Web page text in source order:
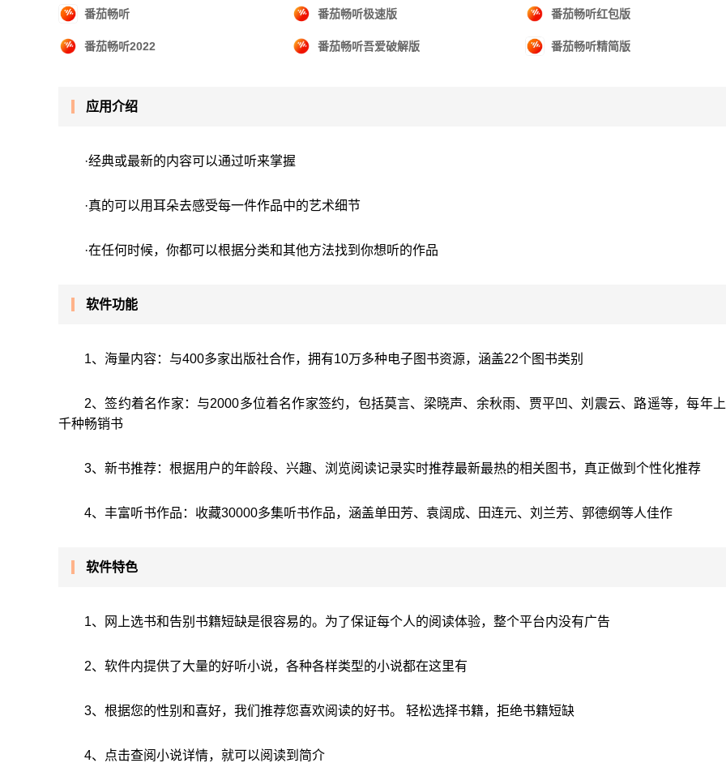
番茄畅听 番茄畅听极速版 番茄畅听红包版
番茄畅听2022 番茄畅听吾爱破解版 番茄畅听精简版
应用介绍
·经典或最新的内容可以通过听来掌握
·真的可以用耳朵去感受每一件作品中的艺术细节
·在任何时候，你都可以根据分类和其他方法找到你想听的作品
软件功能
1、海量内容：与400多家出版社合作，拥有10万多种电子图书资源，涵盖22个图书类别
2、签约着名作家：与2000多位着名作家签约，包括莫言、梁晓声、余秋雨、贾平凹、刘震云、路遥等，每年
千种畅销书
3、新书推荐：根据用户的年龄段、兴趣、浏览阅读记录实时推荐最新最热的相关图书，真正做到个性化推荐
4、丰富听书作品：收藏30000多集听书作品，涵盖单田芳、袁阔成、田连元、刘兰芳、郭德纲等人佳作
软件特色
1、网上选书和告别书籍短缺是很容易的。为了保证每个人的阅读体验，整个平台内没有广告
2、软件内提供了大量的好听小说，各种各样类型的小说都在这里有
3、根据您的性别和喜好，我们推荐您喜欢阅读的好书。 轻松选择书籍，拒绝书籍短缺
4、点击查阅小说详情，就可以阅读到简介